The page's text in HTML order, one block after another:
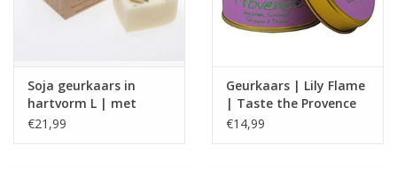
Soja geurkaars in
hartvorm L | met
rozen knoppen |
€21,99
Geurkaars | Lily Flame
| Taste the Provence
€14,99